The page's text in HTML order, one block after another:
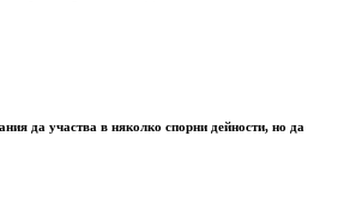
да участва в няколко спорни дейности, но да